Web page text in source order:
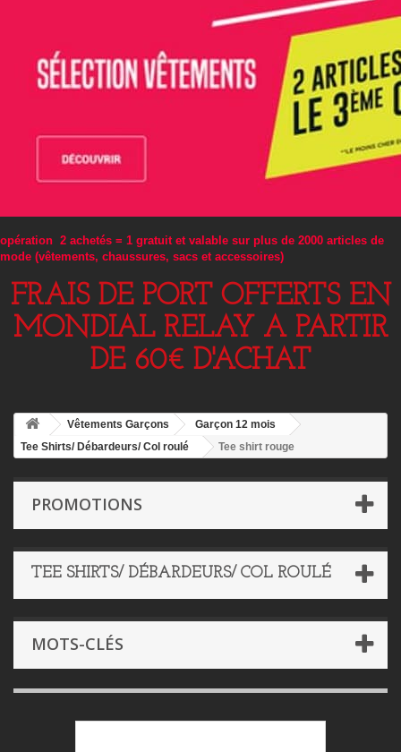
opération 2 achetés = 1 gratuit et valable sur plus de 2000 articles de
mode (vêtements, chaussures, sacs et accessoires)
FRAIS DE PORT OFFERTS EN
MONDIAL RELAY A PARTIR
DE 60€ D'ACHAT
Vêtements Garçons
Garçon 12 mois
Tee Shirts/ Débardeurs/ Col roulé
Tee shirt rouge
PROMOTIONS
TEE SHIRTS/ DÉBARDEURS/ COL ROULÉ
MOTS-CLÉS